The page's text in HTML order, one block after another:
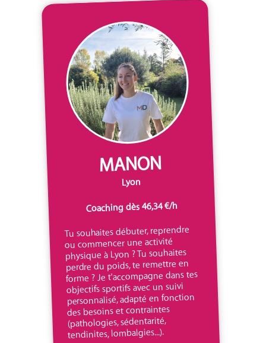
MANON
Lyon
Coaching dès 46,34 €/h
Tu souhaites débuter, reprendre
ou commencer une activité
physique à Lyon ? Tu souhaites
perdre du poids, te remettre en
forme ? Je t'accompagne dans tes
objectifs sportifs avec un suivi
personnalisé, adapté en fonction
des besoins et contraintes
(pathologies, sédentarité,
tendinites, lombalgies...).